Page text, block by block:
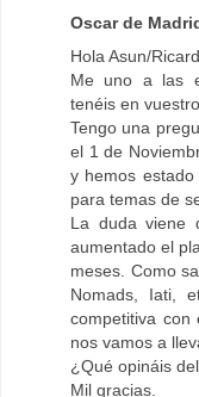
Oscar de
Hola Asun/
Me uno a las
tenéis en
Tengo una
el 1 de
y hemos
para temas de
La duda viene
aumentado el
meses. Como
Nomads, Iati,
competitiva con
nos vamos a
¿Qué opináis
Mil gracias.